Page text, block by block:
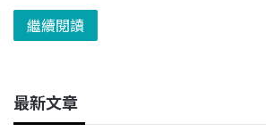
繼續閱讀
最新文章